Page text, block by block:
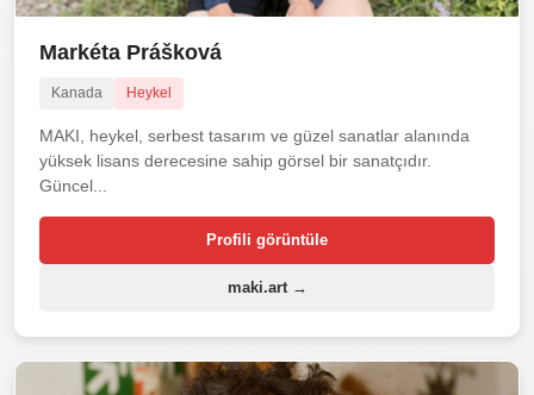
Markéta Prášková
Kanada Heykel
MAKI, heykel, serbest tasarım ve güzel sanatlar alanında
yüksek lisans derecesine sahip görsel bir sanatçıdır.
Güncel...
Profili görüntüle
maki.art →